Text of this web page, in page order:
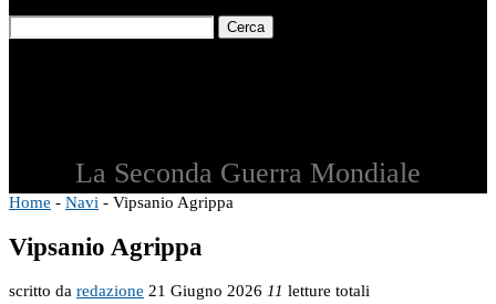
Cerca
La Seconda Guerra Mondiale
Home - Navi - Vipsanio Agrippa
Vipsanio Agrippa
scritto da redazione 21 Giugno 2026 11 letture totali